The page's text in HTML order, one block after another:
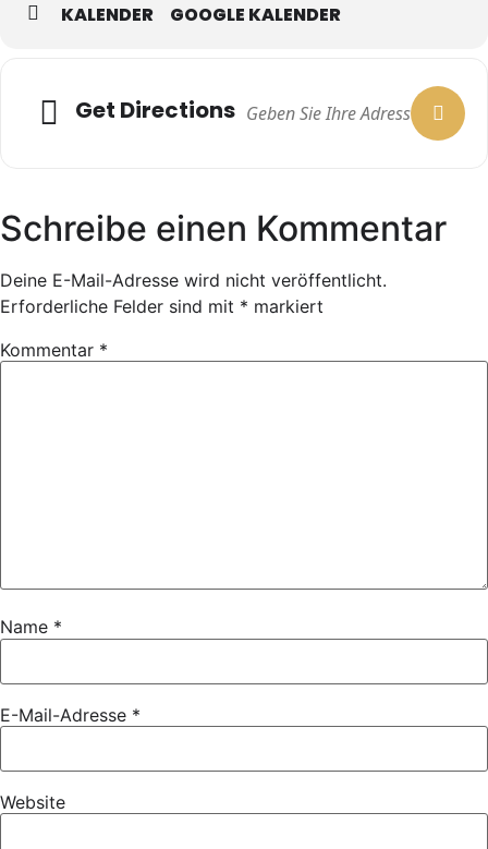
KALENDER GOOGLE KALENDER
Get Directions
Schreibe einen Kommentar
Deine E-Mail-Adresse wird nicht veröffentlicht.
Erforderliche Felder sind mit * markiert
Kommentar *
Name *
E-Mail-Adresse *
Website